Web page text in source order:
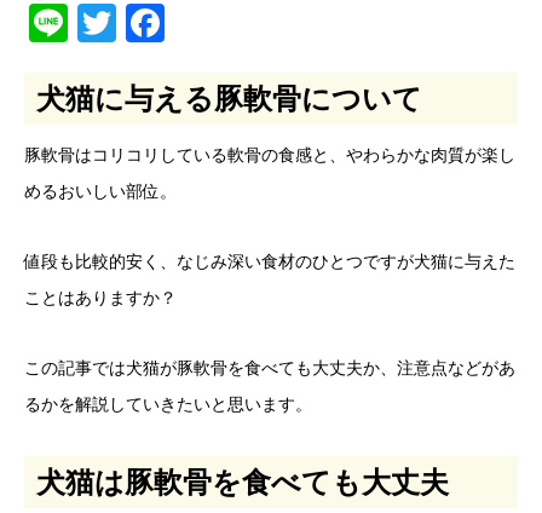
LineTwitter
犬猫に与える豚軟骨について
豚軟骨はコリコリしている軟骨の食感と、やわらかな肉質が楽し
めるおいしい部位。
値段も比較的安く、なじみ深い食材のひとつですが犬猫に与えた
ことはありますか？
この記事では犬猫が豚軟骨を食べても大丈夫か、注意点などがあ
るかを解説していきたいと思います。
犬猫は豚軟骨を食べても大丈夫